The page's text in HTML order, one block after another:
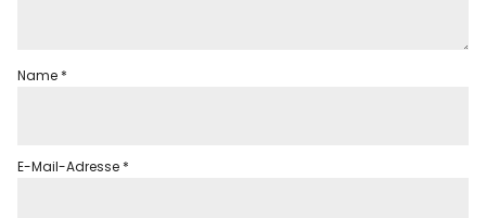
Name *
E-Mail-Adresse *